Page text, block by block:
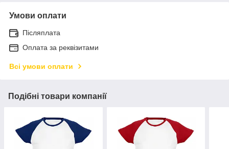
Умови оплати
Післяплата
Оплата за реквізитами
Всі умови оплати
Подібні товари компанії